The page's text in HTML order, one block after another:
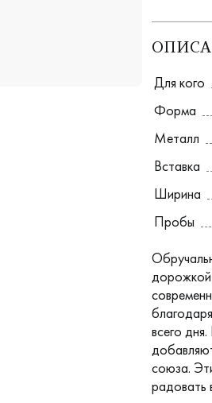
Для кого
Форма
Металл
Вставка
Ширина
Пробы
дорожкой
всего
союза.
радовать